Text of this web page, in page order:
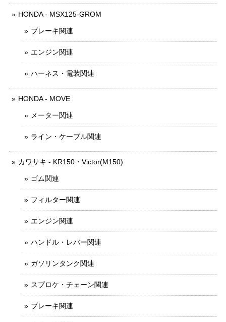
HONDA - MSX125-GROM
ブレーキ関連
エンジン関連
ハーネス・電装関連
HONDA - MOVE
メーター関連
ライン・ケーブル関連
カワサキ - KR150・Victor(M150)
ゴム関連
フィルター関連
エンジン関連
ハンドル・レバー関連
ガソリンタンク関連
スプロケ・チェーン関連
ブレーキ関連